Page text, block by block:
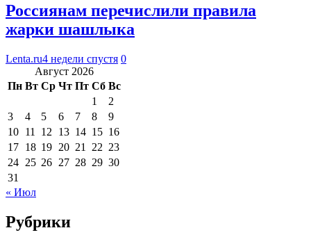
Россиянам перечислили правила
жарки шашлыка
Lenta.ru4 недели спустя 0
Август 2026
Пн Вт Ср Чт Пт Сб Вс
1
2
3
4 5 6 7 8
9
10 11 12 13 14 15 16
17 18 19 20 21 22 23
24 25 26 27 28 29 30
31
« Июл
Рубрики